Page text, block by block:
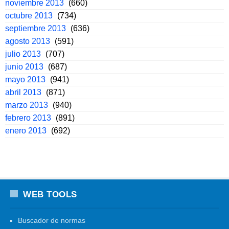
noviembre 2013 (660)
octubre 2013 (734)
septiembre 2013 (636)
agosto 2013 (591)
julio 2013 (707)
junio 2013 (687)
mayo 2013 (941)
abril 2013 (871)
marzo 2013 (940)
febrero 2013 (891)
enero 2013 (692)
WEB TOOLS
Buscador de normas